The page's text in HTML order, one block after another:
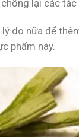
lại các tác
do nữa để
phẩm này.